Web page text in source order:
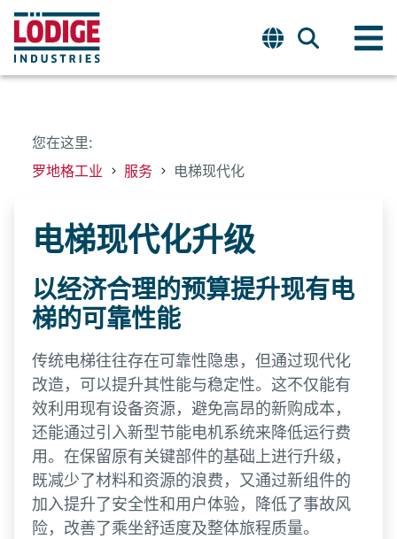
您在这里:
罗地格工业
服务 电梯现代化
电梯现代化升级
以经济合理的预算提升现有电
梯的可靠性能
传统电梯往往存在可靠性隐患，但通过现代化
改造，可以提升其性能与稳定性。这不仅能有
效利用现有设备资源，避免高昂的新购成本，
还能通过引入新型节能电机系统来降低运行费
用。在保留原有关键部件的基础上进行升级，
既减少了材料和资源的浪费，又通过新组件的
加入提升了安全性和用户体验，降低了事故风
险，改善了乘坐舒适度及整体旅程质量。